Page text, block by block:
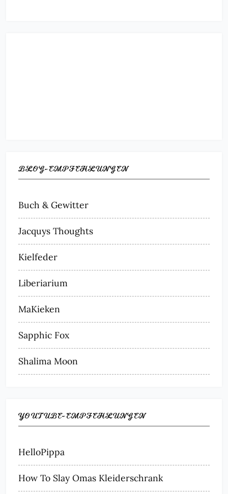
BLOG-EMPFEHLUNGEN
Buch & Gewitter
Jacquys Thoughts
Kielfeder
Liberiarium
MaKieken
Sapphic Fox
Shalima Moon
YOUTUBE-EMPFEHLUNGEN
HelloPippa
How To Slay Omas Kleiderschrank